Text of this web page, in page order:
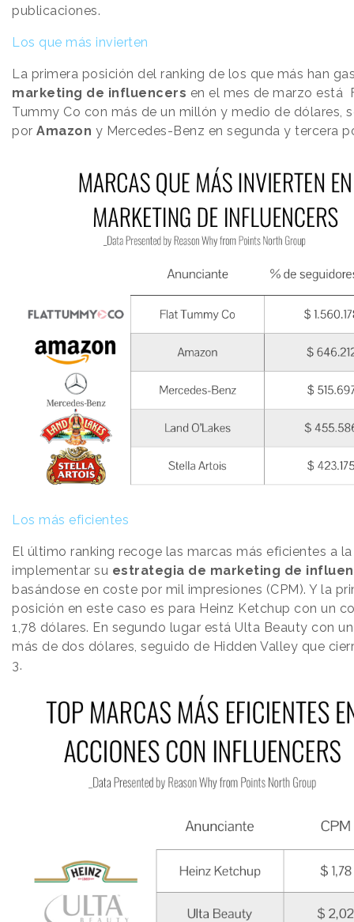
publicaciones.
Los que más invierten
La primera posición del ranking de los que más han
marketing de influencers en el mes de marzo está
Tummy Co con más de un millón y medio de dólares,
por Amazon y Mercedes-Benz en segunda y tercera
Los más eficientes
El último ranking recoge las marcas más eficientes a
implementar su estrategia de marketing de
basándose en coste por mil impresiones (CPM). Y la
posición en este caso es para Heinz Ketchup con un
1,78 dólares. En segundo lugar está Ulta Beauty con
más de dos dólares, seguido de Hidden Valley que
3.